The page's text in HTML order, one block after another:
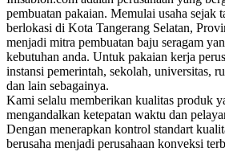
pembuatan pakaian. Memulai usaha sejak
berlokasi di Kota Tangerang Selatan,
menjadi mitra pembuatan baju seragam
kebutuhan anda. Untuk pakaian kerja
instansi pemerintah, sekolah, universitas,
dan lain sebagainya.
Kami selalu memberikan kualitas produk
mengandalkan ketepatan waktu dan
Dengan menerapkan kontrol standart
berusaha menjadi perusahaan konveksi